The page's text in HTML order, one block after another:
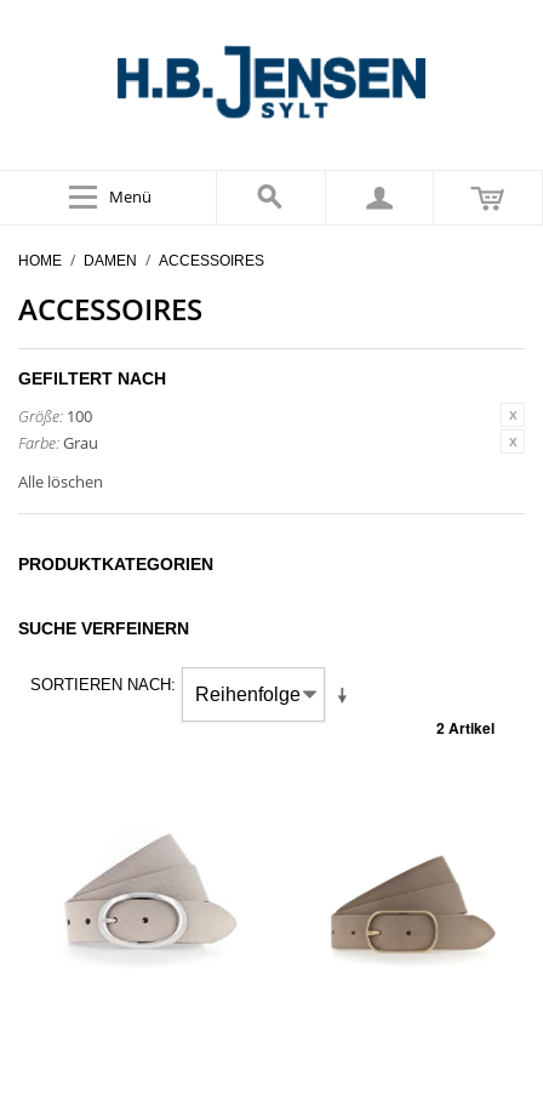
Menü
HOME / DAMEN / ACCESSOIRES
ACCESSOIRES
GEFILTERT NACH
Größe: 100
Farbe:Grau
Alle löschen
PRODUKTKATEGORIEN
SUCHE VERFEINERN
SORTIEREN NACH
2 Artikel